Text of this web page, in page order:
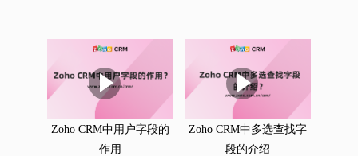
Zoho CRM中用户字段的
作用
Zoho CRM中多选查找字
段的介绍